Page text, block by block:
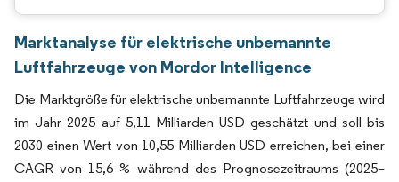
Marktanalyse für elektrische unbemannte
Luftfahrzeuge von Mordor Intelligence
Die Marktgröße für elektrische unbemannte Luftfahrzeuge wird
im Jahr 2025 auf 5,11 Milliarden USD geschätzt und soll bis
2030 einen Wert von 10,55 Milliarden USD erreichen, bei einer
CAGR von 15,6 % während des Prognosezeitraums (2025–